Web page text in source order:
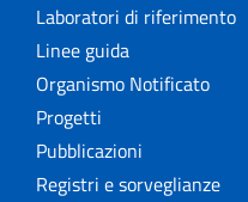
Laboratori di riferimento
Linee guida
Organismo Notificato
Progetti
Pubblicazioni
Registri e sorveglianze